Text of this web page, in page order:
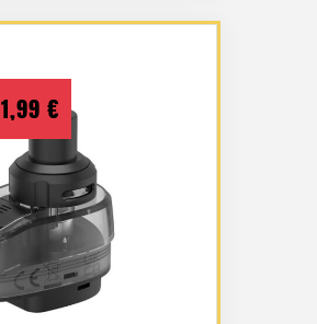
Le
prix
initial
était :
2,99 €.
1,99 € Le
prix
actuel
est :
1,99 €.